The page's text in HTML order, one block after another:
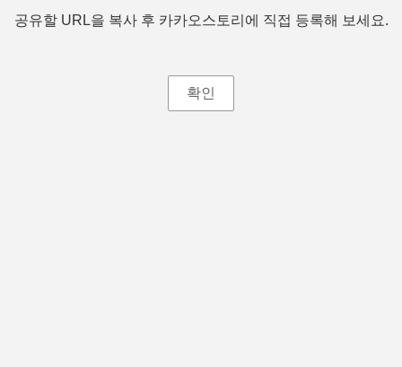
공유할 URL을 복사 후 카카오스토리에 직접 등록해 보세요.
확인